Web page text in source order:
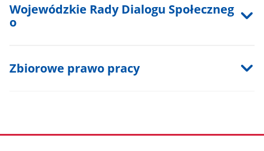
Wojewódzkie Rady Dialogu Społeczneg
o
Zbiorowe prawo pracy